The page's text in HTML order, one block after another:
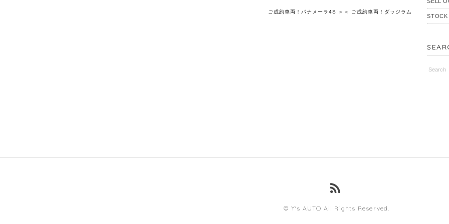
＜ ご成約車両！ダッジラム
ご成約車両！パナメーラ4S ＞
STOCK
© Y's AUTO All Rights Reserved.